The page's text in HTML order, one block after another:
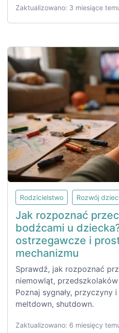
Zaktualizowano: 3 miesiące
Rodzicielstwo Rozwój
Jak rozpoznać
bodźcami u
ostrzegawcze i
mechanizmu
Sprawdź, jak rozpoznać
niemowląt,
Poznaj sygnały, przyczyny
meltdown, shutdown.
Zaktualizowano: 6 miesięcy